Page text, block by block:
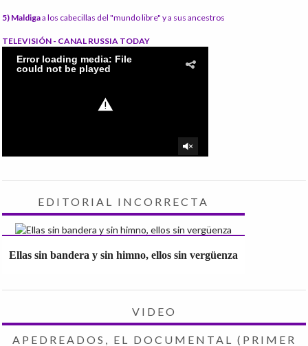
5) Maldigaa los cabecillas del "mundo libre" y a sus ancestros
TELEVISIÓN - CANAL RUSSIA TODAY
EDITORIAL INCORRECTA
Ellas sin bandera y sin himno, ellos sin vergüenza
VIDEO
APEDREADOS, EL DOCUMENTAL (PRIMER